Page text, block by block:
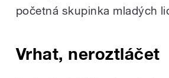
početná skupinka mladých
Vrhat, neroztláčet